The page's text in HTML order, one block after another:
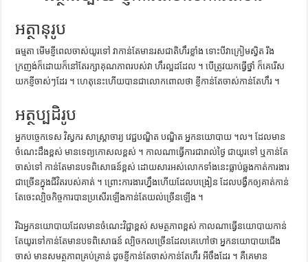
អត្ថានុរូប
ធម្មតា មើម​ខ្ញី​ពេល​ចាស់​យូរ​ទៅ វា​កាន់​តែ​មាន​រសជាតិ​ហឹរ​ខ្លាំង ទោះ​បី​វា​ក្រៀម​ស្វិត រឹង​
ក្រញង់​ក៏​ដោយ​ក៏​នៅ​តែ​រក្សា​គុណភាព​របស់​វា ហឹរ​ល្អ​ដដែល ។ បើ​ត្រូវ​យក​ធ្វើ​ថ្នាំ ក៏​គេ​រើស​
យក​ខ្ញី​ចាស់ៗ​ដែរ ។ ហេតុ​នេះ​ហើយ​បាន​ជា​លោក​ពោល​ថា ខ្ញី​កាន់​តែ​ចាស់​កាន់​តែ​ហឹរ ។
អត្ថប្បដិរូប
អ្នកបច្ចេកទេស វិស្វករ សាស្ត្រាចារ្យ វេជ្ជបណ្ឌិត បណ្ឌិត អ្នក​នយោបាយ ។ល។ ដែល​មាន​
ចំណេះ​ដឹង​ខ្ពស់ មាន​ទេព្យកោសល​ខ្ពស់ ។ កាលណា​ធ្វើការ​ជា​រាល់​ថ្ងៃ ជា​យូរ​ទៅ ឬ​កាន់​តែ​
ចាស់​ទៅ កាន់​តែ​មាន​បទពិសោធន៍​ខ្ពស់ ដោយសារ​អស់​លោក​ទាំង​នេះ​ធ្លាប់​ឆ្លង​កាត់​ការងារ​
ជាច្រើន​ក្នុង​ជីវិត​របស់​គាត់ ។ ព្រោះ​ការងារ​ហ្នឹង​ហើយ​ដែល​បង្រៀន ដែល​បង្វឹក​ឲ្យ​គាត់​កាន់​
តែ​ចេះ​ល្បិច​កិច្ចការ​បាន​ប្រសើរ​ឡើង​កាន់​តែ​យល់​ច្រើន​ឡើង ។
រីឯ​អ្នក​នយោបាយ​ដែល​មាន​ចំណេះ​វិជ្ជា​ខ្ពស់ សមត្ថភាព​ខ្ពស់ កាលណា​ធ្វើ​នយោបាយ​កាន់​
តែ​យូរ​ទៅ​កាន់​តែ​មាន​បទពិសោធន៍ ល្បិច​កល​ច្រើន​ដែល​គេ​ហៅ​ថា អ្នក​នយោបាយ​ជើង​
ចាស់ មាន​សមត្ថភាព​គ្រប់គ្រាន់ ដូច​ខ្ញី​កាន់​តែ​ចាស់​កាន់​តែ​ហឹរ អីចឹង​ដែរ ។ គឺ​គេ​មាន​